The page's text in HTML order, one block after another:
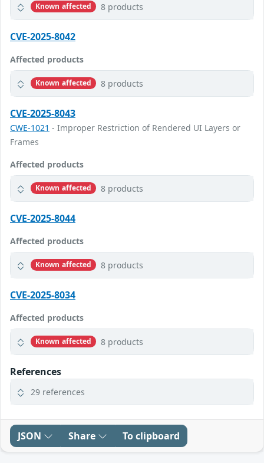
Known affected 8 products
CVE-2025-8042
Affected products
Known affected 8 products
CVE-2025-8043
CWE-1021 - Improper Restriction of Rendered UI Layers or
Frames
Affected products
Known affected 8 products
CVE-2025-8044
Affected products
Known affected 8 products
CVE-2025-8034
Affected products
Known affected 8 products
References
29 references
JSON Share To clipboard